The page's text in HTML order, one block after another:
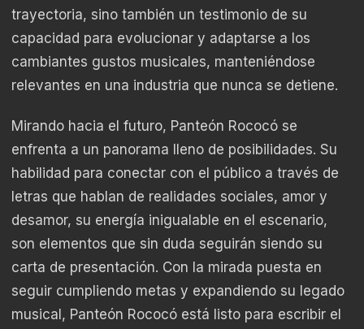
trayectoria, sino también un testimonio de su
capacidad para evolucionar y adaptarse a los
cambiantes gustos musicales, manteniéndose
relevantes en una industria que nunca se detiene.
Mirando hacia el futuro, Panteón Rococó se
enfrenta a un panorama lleno de posibilidades. Su
habilidad para conectar con el público a través de
letras que hablan de realidades sociales, amor y
desamor, su energía inigualable en el escenario,
son elementos que sin duda seguirán siendo su
carta de presentación. Con la mirada puesta en
seguir cumpliendo metas y expandiendo su legado
musical, Panteón Rococó está listo para escribir el